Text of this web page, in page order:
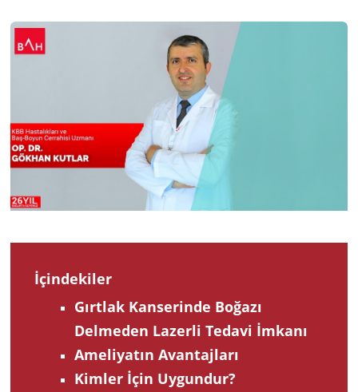
İçindekiler
Gırtlak Kanserinde Boğazı
Delmeden Lazerli Tedavi İmkanı
Ameliyatın Avantajları
Kimler İçin Uygundur?